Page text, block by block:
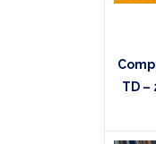
TD –